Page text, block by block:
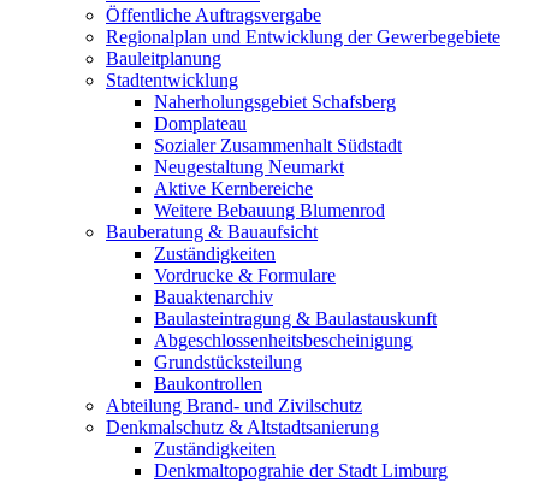
Öffentliche Auftragsvergabe
Regionalplan und Entwicklung der Gewerbegebiete
Bauleitplanung
Stadtentwicklung
Naherholungsgebiet Schafsberg
Domplateau
Sozialer Zusammenhalt Südstadt
Neugestaltung Neumarkt
Aktive Kernbereiche
Weitere Bebauung Blumenrod
Bauberatung & Bauaufsicht
Zuständigkeiten
Vordrucke & Formulare
Bauaktenarchiv
Baulasteintragung & Baulastauskunft
Abgeschlossenheitsbescheinigung
Grundstücksteilung
Baukontrollen
Abteilung Brand- und Zivilschutz
Denkmalschutz & Altstadtsanierung
Zuständigkeiten
Denkmaltopograhie der Stadt Limburg